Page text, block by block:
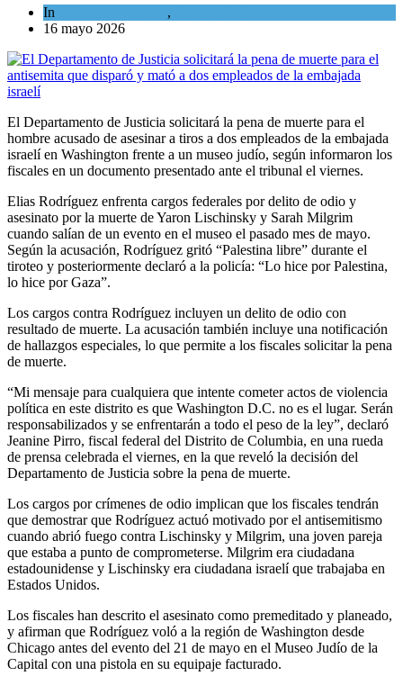
In ,
16 mayo 2026
El Departamento de Justicia solicitará la pena de muerte para el
hombre acusado de asesinar a tiros a dos empleados de la embajada
israelí en Washington frente a un museo judío, según informaron los
fiscales en un documento presentado ante el tribunal el viernes.
Elias Rodríguez enfrenta cargos federales por delito de odio y
asesinato por la muerte de Yaron Lischinsky y Sarah Milgrim
cuando salían de un evento en el museo el pasado mes de mayo.
Según la acusación, Rodríguez gritó “Palestina libre” durante el
tiroteo y posteriormente declaró a la policía: “Lo hice por Palestina,
lo hice por Gaza”.
Los cargos contra Rodríguez incluyen un delito de odio con
resultado de muerte. La acusación también incluye una notificación
de hallazgos especiales, lo que permite a los fiscales solicitar la pena
de muerte.
“Mi mensaje para cualquiera que intente cometer actos de violencia
política en este distrito es que Washington D.C. no es el lugar. Serán
responsabilizados y se enfrentarán a todo el peso de la ley”, declaró
Jeanine Pirro, fiscal federal del Distrito de Columbia, en una rueda
de prensa celebrada el viernes, en la que reveló la decisión del
Departamento de Justicia sobre la pena de muerte.
Los cargos por crímenes de odio implican que los fiscales tendrán
que demostrar que Rodríguez actuó motivado por el antisemitismo
cuando abrió fuego contra Lischinsky y Milgrim, una joven pareja
que estaba a punto de comprometerse. Milgrim era ciudadana
estadounidense y Lischinsky era ciudadana israelí que trabajaba en
Estados Unidos.
Los fiscales han descrito el asesinato como premeditado y planeado,
y afirman que Rodríguez voló a la región de Washington desde
Chicago antes del evento del 21 de mayo en el Museo Judío de la
Capital con una pistola en su equipaje facturado.